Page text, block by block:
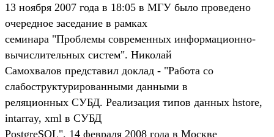
13 ноября 2007 года в 18:05 в МГУ было проведено
очередное заседание в рамках
семинара "Проблемы современных информационно-
вычислительных систем". Николай
Самохвалов представил доклад - "Работа со
слабоструктурированными данными в
реляционных СУБД. Реализация типов данных hstore,
intarray, xml в СУБД
PostgreSQL". 14 февраля 2008 года в Москве